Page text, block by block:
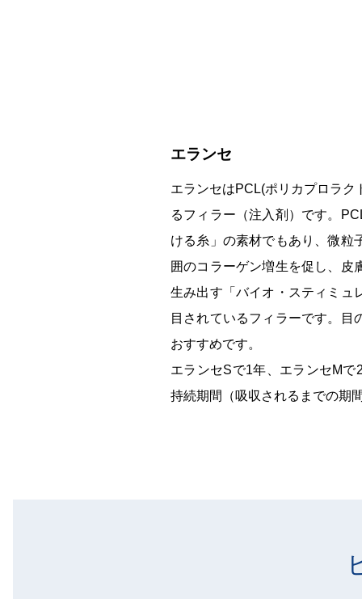
エランセ
エランセはPCL(ポリカプロラク
るフィラー（注入剤）です。
ける糸」の素材でもあり、微粒
囲のコラーゲン増生を促し、皮
生み出す「バイオ・スティミュ
目されているフィラーです。目
おすすめです。
エランセSで1年、エランセM
持続期間（吸収されるまでの期